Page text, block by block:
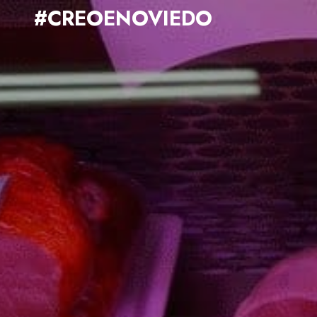
#CREOENOVIEDO